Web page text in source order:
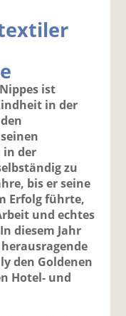
ist
in der
in der
zu
bis er seine
Erfolg führte,
und echtes
diesem Jahr
den Goldenen
Hotel- und